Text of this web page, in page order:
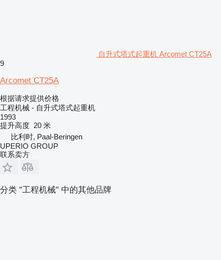
自升式塔式起重机 Arcomet CT25A
9
Arcomet CT25A
根据请求提供价格
工程机械 - 自升式塔式起重机
1993
提升高度 20 米
比利时, Paal-Beringen
UPERIO GROUP
联系卖方
分类 "工程机械" 中的其他品牌